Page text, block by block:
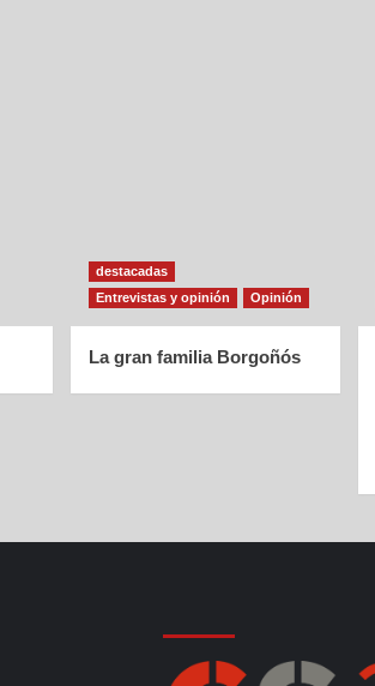
destacadas
Entrevistas y opinión
Opinión
La gran familia Borgoñós